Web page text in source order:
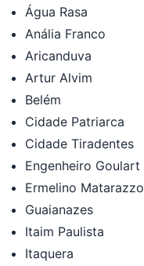
Água Rasa
Anália Franco
Aricanduva
Artur Alvim
Belém
Cidade Patriarca
Cidade Tiradentes
Engenheiro Goulart
Ermelino Matarazzo
Guaianazes
Itaim Paulista
Itaquera